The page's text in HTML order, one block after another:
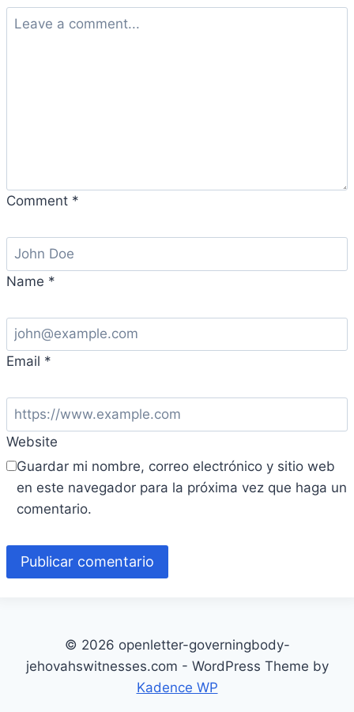
Comment *
Name *
Email *
Website
Guardar mi nombre, correo electrónico y sitio web
en este navegador para la próxima vez que haga un
comentario.
© 2026 openletter-governingbody-
jehovahswitnesses.com - WordPress Theme by
Kadence WP